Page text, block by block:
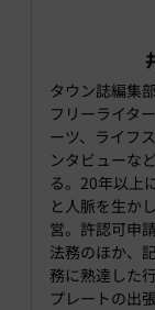
タウン誌編集
フリーライタ
ーツ、ライフ
ンタビューな
る。20年以上
と人脈を生か
営。許認可申
法務のほか、
務に熟達した
プレートの出